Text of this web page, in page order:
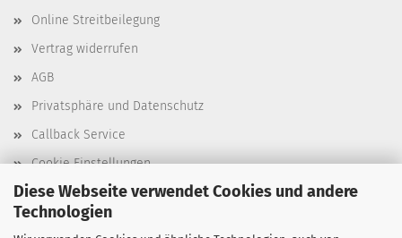
Diese Webseite verwendet Cookies und andere
Technologien
Online Streitbeilegung
Vertrag widerrufen
AGB
Privatsphäre und Datenschutz
Callback Service
Cookie Einstellungen